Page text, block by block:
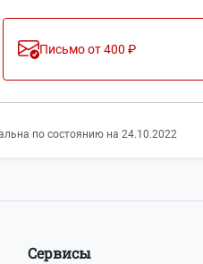
Письмо от 400 ₽
по состоянию на 24.10.2022
Сервисы